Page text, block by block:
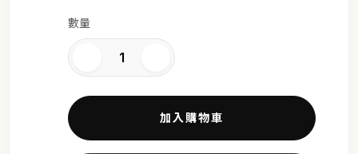
數量
加入購物車